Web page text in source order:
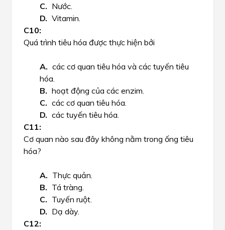
Nước.
Vitamin.
Quá trình tiêu hóa được thực hiện bởi
các cơ quan tiêu hóa và các tuyến tiêu
hóa.
hoạt động của các enzim.
các cơ quan tiêu hóa.
các tuyến tiêu hóa.
Cơ quan nào sau đây không nằm trong ống tiêu
hóa?
Thực quản.
Tá tràng.
Tuyến ruột.
Dạ dày.